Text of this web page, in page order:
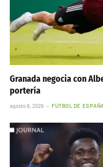
Granada negocia con
portería
agosto 6, 2026 FÚTBOL DE